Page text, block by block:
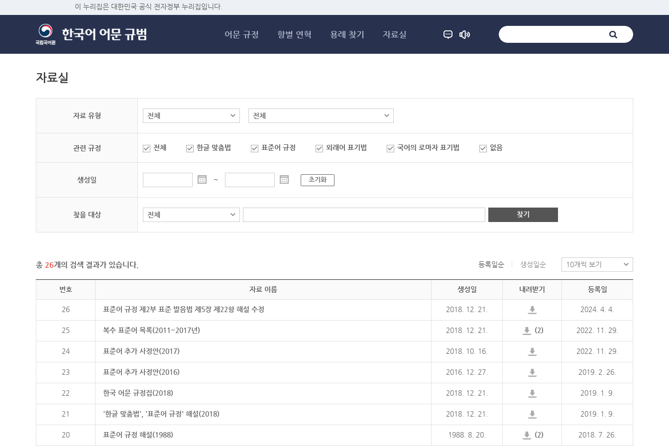
이 누리집은 대한민국 공식 전자정부 누리집입니다.
어문 규정 항별 연혁 용례 찾기 자료실
자료실
자료 유형
관련 규정 전체 한글 맞춤법 표준어 규정 외래어 표기법 국어의 로마자 표기법 없음
생성일 ~ 초기화
찾을 대상 찾기
총 26개의 검색 결과가 있습니다. 등록일순 생성일순
번호 자료 이름 생성일 내려받기 등록일
26 표준어 규정 제2부 표준 발음법 제5장 제22항 해설 수정 2018. 12. 21. 2024. 4. 4.
25 복수 표준어 목록(2011~2017년) 2018. 12. 21. (2) 2022. 11. 29.
24 표준어 추가 사정안(2017) 2018. 10. 16. 2022. 11. 29.
23 표준어 추가 사정안(2016) 2016. 12. 27. 2019. 2. 26.
22 한국 어문 규정집(2018) 2018. 12. 21. 2019. 1. 9.
21 '한글 맞춤법', '표준어 규정' 해설(2018) 2018. 12. 21. 2019. 1. 9.
20 표준어 규정 해설(1988) 1988. 8. 20. (2) 2018. 7. 26.